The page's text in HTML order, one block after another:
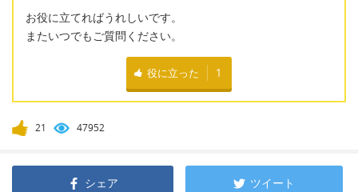
お役に立てればうれしいです。
またいつでもご質問ください。
役に立った 1
21 47952
シェア ツイート